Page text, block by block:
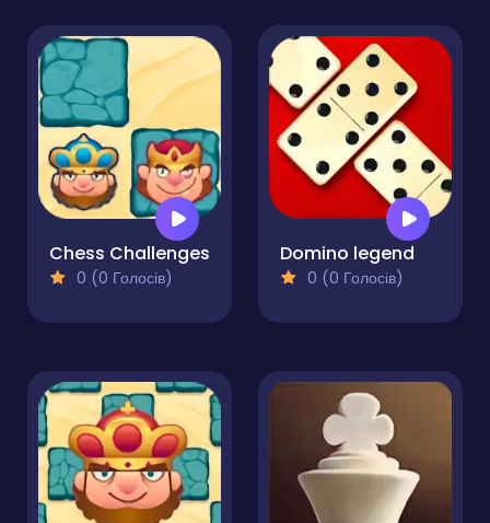
Chess Challenges
0 (0 Голосів)
Domino legend
0 (0 Голосів)